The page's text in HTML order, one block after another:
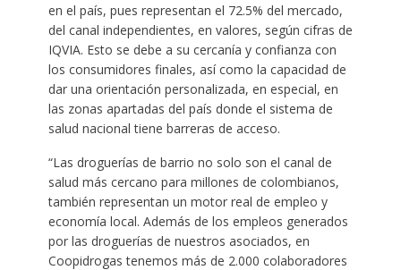
en el país, pues representan el 72.5% del mercado,
del canal independientes, en valores, según cifras de
IQVIA. Esto se debe a su cercanía y confianza con
los consumidores finales, así como la capacidad de
dar una orientación personalizada, en especial, en
las zonas apartadas del país donde el sistema de
salud nacional tiene barreras de acceso.
“Las droguerías de barrio no solo son el canal de
salud más cercano para millones de colombianos,
también representan un motor real de empleo y
economía local. Además de los empleos generados
por las droguerías de nuestros asociados, en
Coopidrogas tenemos más de 2.000 colaboradores